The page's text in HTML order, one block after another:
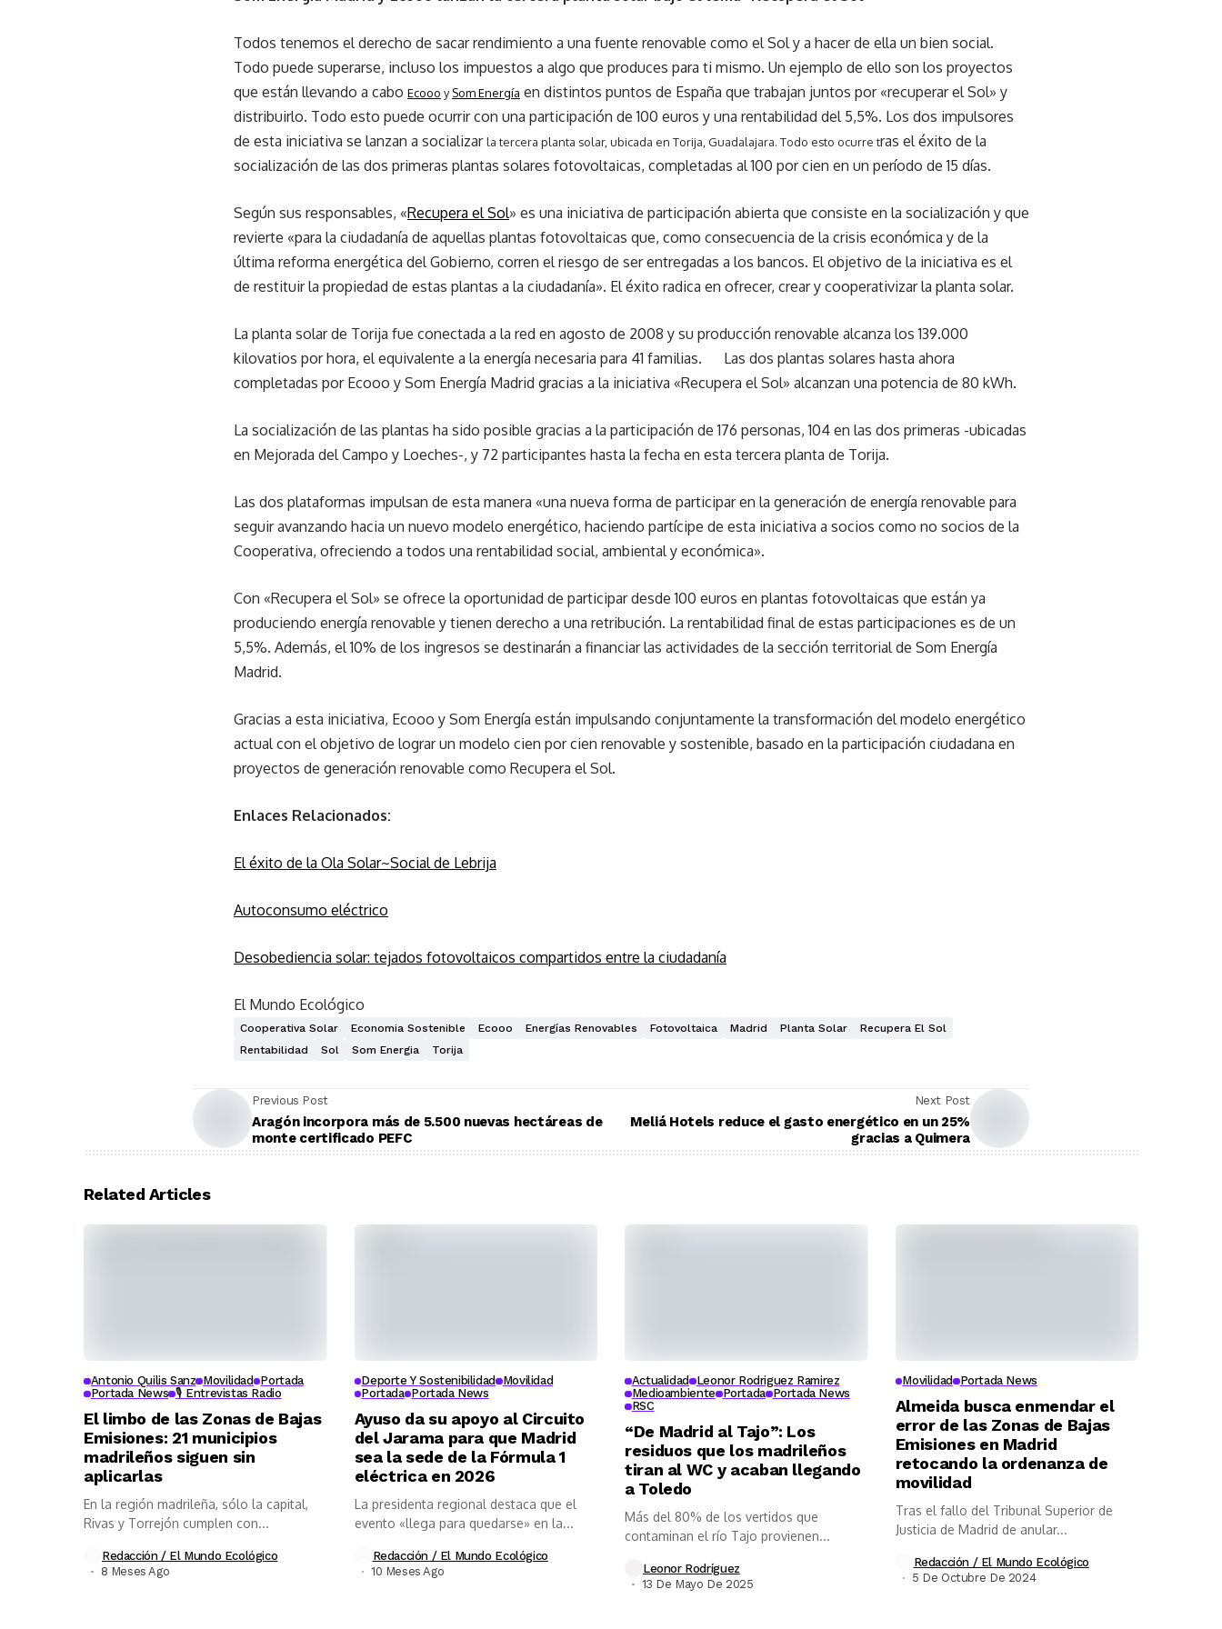
Todos tenemos el derecho de sacar rendimiento a una fuente renovable como el Sol y a hacer de ella un bien social.
Todo puede superarse, incluso los impuestos a algo que produces para ti mismo. Un ejemplo de ello son los proyectos
que están llevando a cabo Ecooo ySom Energía en distintos puntos de España que trabajan juntos por «recuperar el Sol» y
distribuirlo. Todo esto puede ocurrir con una participación de 100 euros y una rentabilidad del 5,5%. Los dos impulsores
de esta iniciativa se lanzan a socializarla tercera planta solar, ubicada en Torija, Guadalajara. Todo esto ocurre tras el éxito de la
socialización de las dos primeras plantas solares fotovoltaicas, completadas al 100 por cien en un período de 15 días.
Según sus responsables, «Recupera el Sol» es una iniciativa de participación abierta que consiste en la socialización y que
revierte «para la ciudadanía de aquellas plantas fotovoltaicas que, como consecuencia de la crisis económica y de la
última reforma energética del Gobierno, corren el riesgo de ser entregadas a los bancos. El objetivo de la iniciativa es el
de restituir la propiedad de estas plantas a la ciudadanía». El éxito radica en ofrecer, crear y cooperativizar la planta solar.
La planta solar de Torija fue conectada a la red en agosto de 2008 y su producción renovable alcanza los 139.000
kilovatios por hora, el equivalente a la energía necesaria para 41 familias. Las dos plantas solares hasta ahora
completadas por Ecooo y Som Energía Madrid gracias a la iniciativa «Recupera el Sol» alcanzan una potencia de 80 kWh.
La socialización de las plantas ha sido posible gracias a la participación de 176 personas, 104 en las dos primeras -ubicadas
en Mejorada del Campo y Loeches-, y 72 participantes hasta la fecha en esta tercera planta de Torija.
Las dos plataformas impulsan de esta manera «una nueva forma de participar en la generación de energía renovable para
seguir avanzando hacia un nuevo modelo energético, haciendo partícipe de esta iniciativa a socios como no socios de la
Cooperativa, ofreciendo a todos una rentabilidad social, ambiental y económica».
Con «Recupera el Sol» se ofrece la oportunidad de participar desde 100 euros en plantas fotovoltaicas que están ya
produciendo energía renovable y tienen derecho a una retribución. La rentabilidad final de estas participaciones es de un
5,5%. Además, el 10% de los ingresos se destinarán a financiar las actividades de la sección territorial de Som Energía
Madrid.
Gracias a esta iniciativa, Ecooo y Som Energía están impulsando conjuntamente la transformación del modelo energético
actual con el objetivo de lograr un modelo cien por cien renovable y sostenible, basado en la participación ciudadana en
proyectos de generación renovable como Recupera el Sol.
Enlaces Relacionados:
El éxito de la Ola Solar~Social de Lebrija
Autoconsumo eléctrico
Desobediencia solar: tejados fotovoltaicos compartidos entre la ciudadanía
El Mundo Ecológico
Cooperativa Solar Economia Sostenible Ecooo Energías Renovables Fotovoltaica Madrid Planta Solar
Recupera El Sol
Rentabilidad
Sol Som Energia Torija
Previous Post
Aragón incorpora más de 5.500 nuevas hectáreas de
monte certificado PEFC
Next Post
Meliá Hotels reduce el gasto energético en un 25%
gracias a Quimera
Related Articles
Antonio Quilis Sanz Movilidad
Portada
Portada News 🎙️ Entrevistas Radio
El limbo de las Zonas de Bajas
Emisiones: 21 municipios
madrileños siguen sin
aplicarlas
En la región madrileña, sólo la capital,
Rivas y Torrejón cumplen con...
Redacción / El Mundo Ecológico
8 Meses Ago
Deporte Y Sostenibilidad
Movilidad
Portada Portada News
Ayuso da su apoyo al Circuito
del Jarama para que Madrid
sea la sede de la Fórmula 1
eléctrica en 2026
La presidenta regional destaca que el
evento «llega para quedarse» en la...
Redacción / El Mundo Ecológico
10 Meses Ago
Actualidad
Leonor Rodriguez Ramirez
Medioambiente Portada Portada News
RSC
“De Madrid al Tajo”: Los
residuos que los madrileños
tiran al WC y acaban llegando
a Toledo
Más del 80% de los vertidos que
contaminan el río Tajo provienen...
Leonor Rodríguez
13 De Mayo De 2025
Movilidad Portada News
Almeida busca enmendar el
error de las Zonas de Bajas
Emisiones en Madrid
retocando la ordenanza de
movilidad
Tras el fallo del Tribunal Superior de
Justicia de Madrid de anular...
Redacción / El Mundo Ecológico
5 De Octubre De 2024